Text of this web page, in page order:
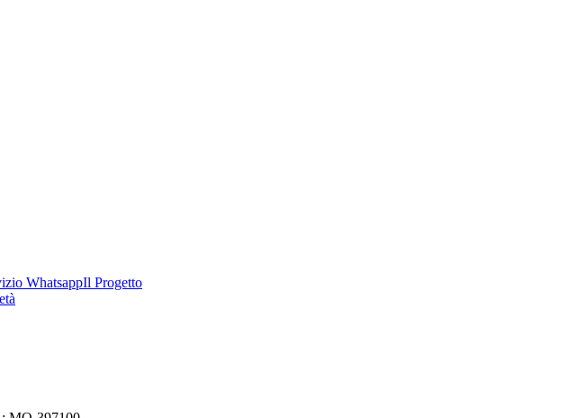
WhatsappIl Progetto